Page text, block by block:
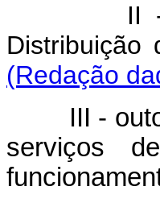
II -
Distribuição
(Redação
III -
serviços